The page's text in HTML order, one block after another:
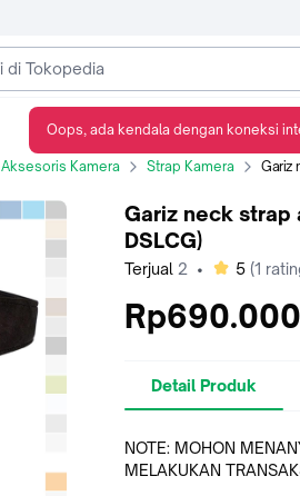
Aksesoris Kamera Strap Kamera Gariz neck strap alcantara,
Gariz neck strap
DSLCG)
Terjual 2 • bintang
5 (1
Rp690.000
Detail Produk
NOTE: MOHON
MELAKUKAN
Oops, ada kendala dengan koneksi